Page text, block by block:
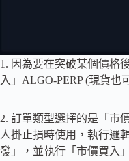
1. 因為要在突破某個價格
入」ALGO-PERP (現貨也
2. 訂單類型選擇的是「市
人掛止損時使用，執行邏
發」，並執行「市價買入